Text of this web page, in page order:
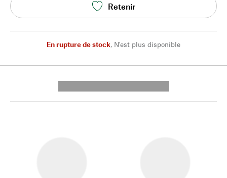
Retenir
En rupture de stock, N'est plus disponible